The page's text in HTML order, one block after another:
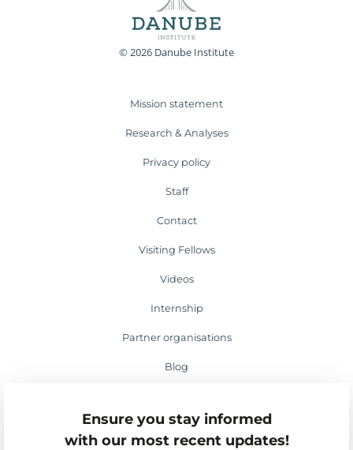
Ensure you stay informed
with our most recent updates!
© 2026 Danube Institute
Mission statement
Research & Analyses
Privacy policy
Staff
Contact
Visiting Fellows
Videos
Internship
Partner organisations
Blog
Events